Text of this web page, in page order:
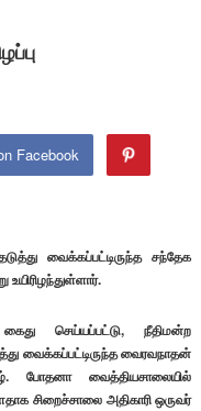
Facebook
வைக்கப்பட்டிருந்த சந்தேக
உயிரிழந்துள்ளார்.
செய்யப்பட்டு, நீதிமன்ற
வைக்கப்பட்டிருந்த வைரவநாதன்
போதனா வைத்தியசாலையில்
சிறைச்சாலை அதிகாரி ஒருவர்